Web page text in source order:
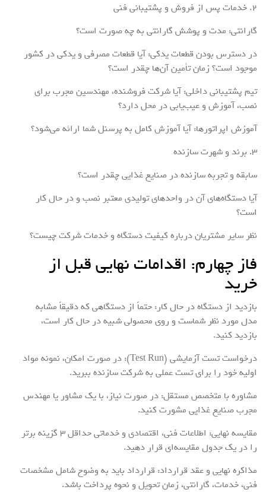
۲. خدمات پس از فروش و پشتیبانی فنی
گارانتی: مدت و پوشش گارانتی به چه صورت است؟
در دسترس بودن قطعات یدکی: آیا قطعات مصرفی و یدکی در کشور
موجود است؟ زمان تأمین آن‌ها چقدر است؟
تیم پشتیبانی داخلی: آیا شرکت فروشنده، مهندسین مجرب برای
نصب، آموزش و عیب‌یابی در محل دارد؟
آموزش اپراتورها: آیا آموزش کامل به پرسنل شما ارائه می‌شود؟
۳. برند و شهرت سازنده
سابقه و تجربه سازنده در صنایع غذایی چقدر است؟
آیا دستگاه‌های آن در واحدهای تولیدی معتبر نصب و در حال کار
است؟
نظر سایر مشتریان درباره کیفیت دستگاه و خدمات شرکت چیست؟
فاز چهارم: اقدامات نهایی قبل از
خرید
بازدید از دستگاه در حال کار: حتماً از دستگاهی که دقیقاً مشابه
مدل مورد نظر شماست و روی محصولی شبیه در حال کار است،
بازدید کنید.
درخواست تست آزمایشی (Test Run): در صورت امکان، نمونه مواد
اولیه خود را برای تست عملی به شرکت سازنده ببرید.
مشاوره با متخصص مستقل: در صورت نیاز، با یک مشاور یا مهندس
مجرب صنایع غذایی مشورت کنید.
مقایسه نهایی: اطلاعات فنی، اقتصادی و خدماتی حداقل ۳ گزینه برتر
را در یک جدول مقایسه‌ای قرار دهید.
مذاکره نهایی و عقد قرارداد: قرارداد باید به وضوح شامل مشخصات
فنی، خدمات، گارانتی، زمان تحویل و نحوه پرداخت باشد.